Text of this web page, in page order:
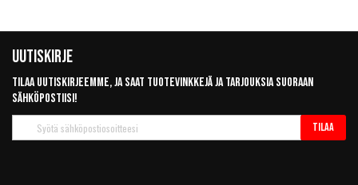
Uutiskirje
Tilaa uutiskirjeemme, ja saat tuotevinkkejä ja tarjouksia suoraan
sähköpostiisi!
uutiskirje
Tilaa